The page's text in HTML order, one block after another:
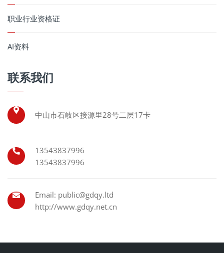
职业行业资格证
AI资料
联系我们
中山市石岐区接源里28号二层17卡
13543837996
13543837996
Email: public@gdqy.ltd
http://www.gdqy.net.cn